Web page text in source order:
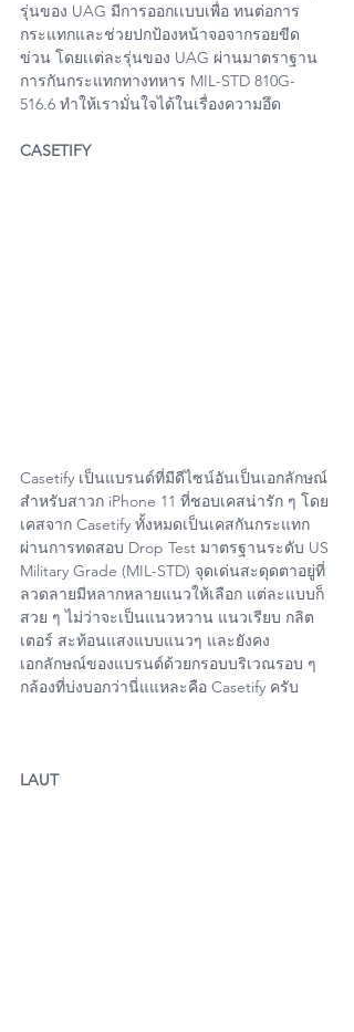
รุ่นของ UAG มีการออกเเบบเพื่อ ทนต่อการ
กระแทกและช่วยปกป้องหน้าจอจากรอยขีด
ข่วน โดยเเต่ละรุ่นของ UAG ผ่านมาตราฐาน
การกันกระแทกทางทหาร MIL-STD 810G-
516.6 ทำให้เรามั่นใจได้ในเรื่องความอึด
CASETIFY
Casetify เป็นแบรนด์ที่มีดีไซน์อันเป็นเอกลักษณ์
สำหรับสาวก iPhone 11 ที่ชอบเคสน่ารัก ๆ โดย
เคสจาก Casetify ทั้งหมดเป็นเคสกันกระแทก
ผ่านการทดสอบ Drop Test มาตรฐานระดับ US
Military Grade (MIL-STD) จุดเด่นสะดุดตาอยู่ที่
ลวดลายมีหลากหลายแนวให้เลือก แต่ละแบบก็
สวย ๆ ไม่ว่าจะเป็นแนวหวาน แนวเรียบ กลิต
เตอร์ สะท้อนแสงแบบแนวๆ และยังคง
เอกลักษณ์ของแบรนด์ด้วยกรอบบริเวณรอบ ๆ
กล้องที่บ่งบอกว่านี่แแหละคือ Casetify ครับ
LAUT